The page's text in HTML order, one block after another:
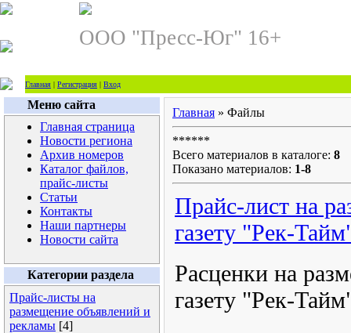
ООО "Пресс-Юг" 16+
Главная | Регистрация | Вход
Меню сайта
Главная страница
Новости региона
Архив номеров
Каталог файлов,
прайс-листы
Статьи
Контакты
Наши партнеры
Новости сайта
Категории раздела
Прайс-листы на
размещение объявлений и
рекламы [4]
Главная » Файлы
******
Всего материалов в каталоге: 8
Показано материалов: 1-8
Прайс-лист на
газету "Рек-
Расценки на
газету "Рек-